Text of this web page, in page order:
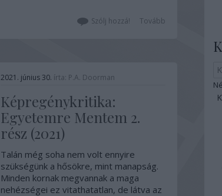
manapság a 40 az új 30, azért a
segítésével…
Tovább
Szólj hozzá!
2021. június 30. írta: P.A. Doorman
Képregénykritika:
Egyetemre Mentem 2.
rész (2021)
Talán még soha nem volt ennyire
szükségünk a hősökre, mint manapság.
Minden kornak megvannak a maga
nehézségei ez vitathatatlan, de látva az